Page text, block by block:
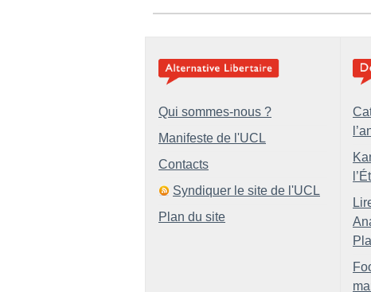
Qui sommes-nous ?
Manifeste de l'UCL
Contacts
Syndiquer le site de l'UCL
Plan du site